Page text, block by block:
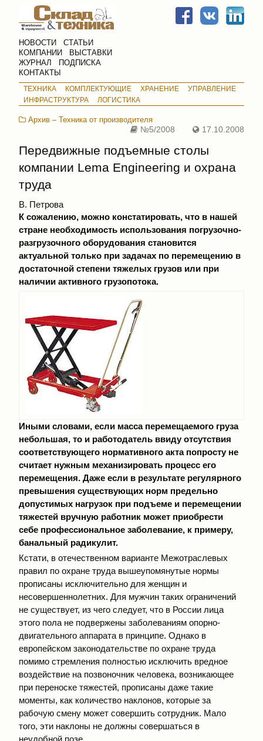
НОВОСТИ
СТАТЬИ
КОМПАНИИ
ВЫСТАВКИ
ЖУРНАЛ
ПОДПИСКА
КОНТАКТЫ
ТЕХНИКА КОМПЛЕКТУЮЩИЕ ХРАНЕНИЕ
УПРАВЛЕНИЕ
ИНФРАСТРУКТУРА
ЛОГИСТИКА
Архив – Техника от производителя
№5/2008
17.10.2008
Передвижные подъемные столы
компании Lema Engineering и охрана
труда
В. Петрова
К сожалению, можно констатировать, что в нашей
стране необходимость использования погрузочно-
разгрузочного оборудования становится
актуальной только при задачах по перемещению в
достаточной степени тяжелых грузов или при
наличии активного грузопотока.
Иными словами, если масса перемещаемого груза
небольшая, то и работодатель ввиду отсутствия
соответствующего нормативного акта попросту не
считает нужным механизировать процесс его
перемещения. Даже если в результате регулярного
превышения существующих норм предельно
допустимых нагрузок при подъеме и перемещении
тяжестей вручную работник может приобрести
себе профессиональное заболевание, к примеру,
банальный радикулит.
Кстати, в отечественном варианте Межотраслевых
правил по охране труда вышеупомянутые нормы
прописаны исключительно для женщин и
несовершеннолетних. Для мужчин таких ограничений
не существует, из чего следует, что в России лица
этого пола не подвержены заболеваниям опорно-
двигательного аппарата в принципе. Однако в
европейском законодательстве по охране труда
помимо стремления полностью исключить вредное
воздействие на позвоночник человека, возникающее
при переноске тяжестей, прописаны даже такие
моменты, как количество наклонов, которые за
рабочую смену может совершить сотрудник. Мало
того, эти наклоны не должны совершаться в
неудобной позе.